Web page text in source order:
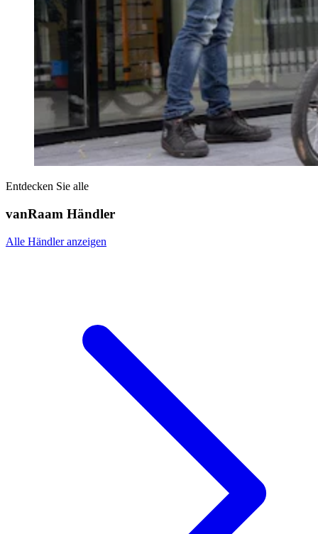
Entdecken Sie alle
vanRaam Händler
Alle Händler anzeigen